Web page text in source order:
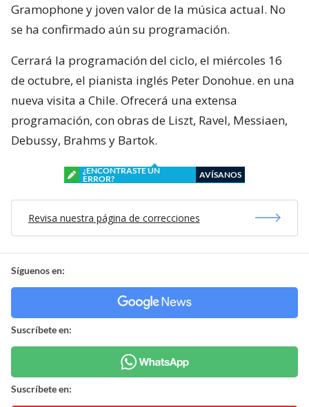
Gramophone y joven valor de la música actual. No
se ha confirmado aún su programación.
Cerrará la programación del ciclo, el miércoles 16
de octubre, el pianista inglés Peter Donohue. en una
nueva visita a Chile. Ofrecerá una extensa
programación, con obras de Liszt, Ravel, Messiaen,
Debussy, Brahms y Bartok.
¿ENCONTRASTE UN
ERROR?
AVÍSANOS
Revisa nuestra página de correcciones
Síguenos en:
Suscríbete en:
Suscríbete en: